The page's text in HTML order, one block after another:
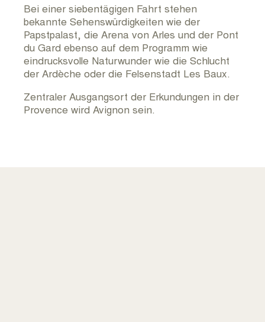
Bei einer siebentägigen Fahrt stehen
bekannte Sehenswürdigkeiten wie der
Papstpalast, die Arena von Arles und der Pont
du Gard ebenso auf dem Programm wie
eindrucksvolle Naturwunder wie die Schlucht
der Ardèche oder die Felsenstadt Les Baux.
Zentraler Ausgangsort der Erkundungen in der
Provence wird Avignon sein.